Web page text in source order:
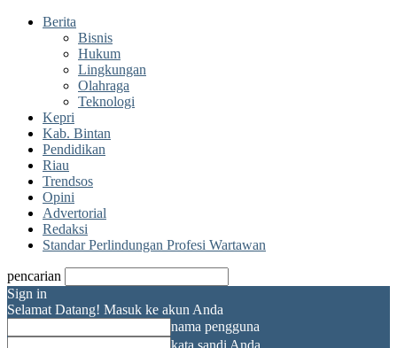
Berita
Bisnis
Hukum
Lingkungan
Olahraga
Teknologi
Kepri
Kab. Bintan
Pendidikan
Riau
Trendsos
Opini
Advertorial
Redaksi
Standar Perlindungan Profesi Wartawan
pencarian
Sign in
Selamat Datang! Masuk ke akun Anda
nama pengguna
kata sandi Anda